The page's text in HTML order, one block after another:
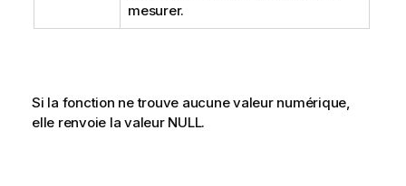
mesurer.
Si la fonction ne trouve aucune valeur numérique,
elle renvoie la valeur NULL.